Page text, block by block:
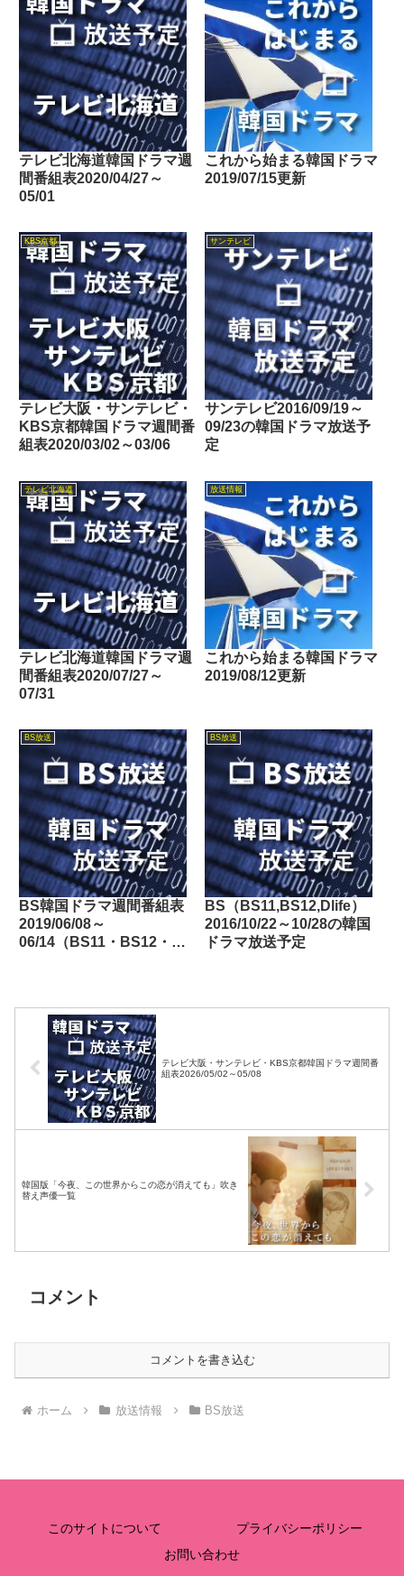
テレビ北海道韓国ドラマ週
間番組表2020/04/27～
05/01
これから始まる韓国ドラマ
2019/07/15更新
KBS京都
テレビ大阪・サンテレビ・
KBS京都韓国ドラマ週間番
組表2020/03/02～03/06
サンテレビ
サンテレビ2016/09/19～
09/23の韓国ドラマ放送予
定
テレビ北海道
テレビ北海道韓国ドラマ週
間番組表2020/07/27～
07/31
放送情報
これから始まる韓国ドラマ
2019/08/12更新
BS放送
BS韓国ドラマ週間番組表
2019/06/08～
06/14（BS11・BS12・
BS放送
BS（BS11,BS12,Dlife）
2016/10/22～10/28の韓国
ドラマ放送予定
テレビ大阪・サンテレビ・KBS京都韓国ドラマ週間番
組表2026/05/02～05/08
韓国版「今夜、この世界からこの恋が消えても」吹き
替え声優一覧
コメント
コメントを書き込む
ホーム 放送情報 BS放送
このサイトについて
プライバシーポリシー
お問い合わせ